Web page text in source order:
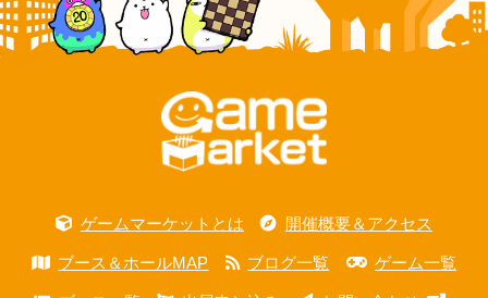
ゲームマーケットとは 開催概要＆アクセス
ブース＆ホールMAP ブログ一覧 ゲーム一覧